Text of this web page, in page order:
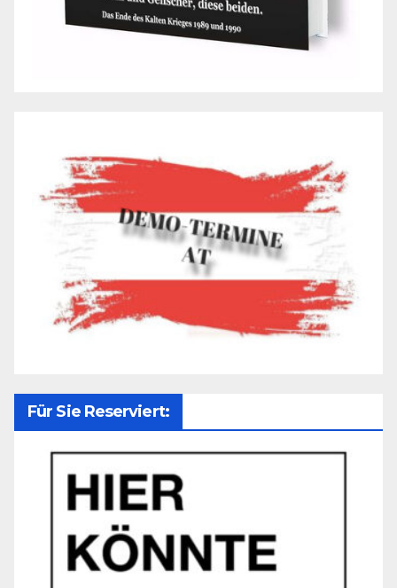
Für Sie Reserviert: